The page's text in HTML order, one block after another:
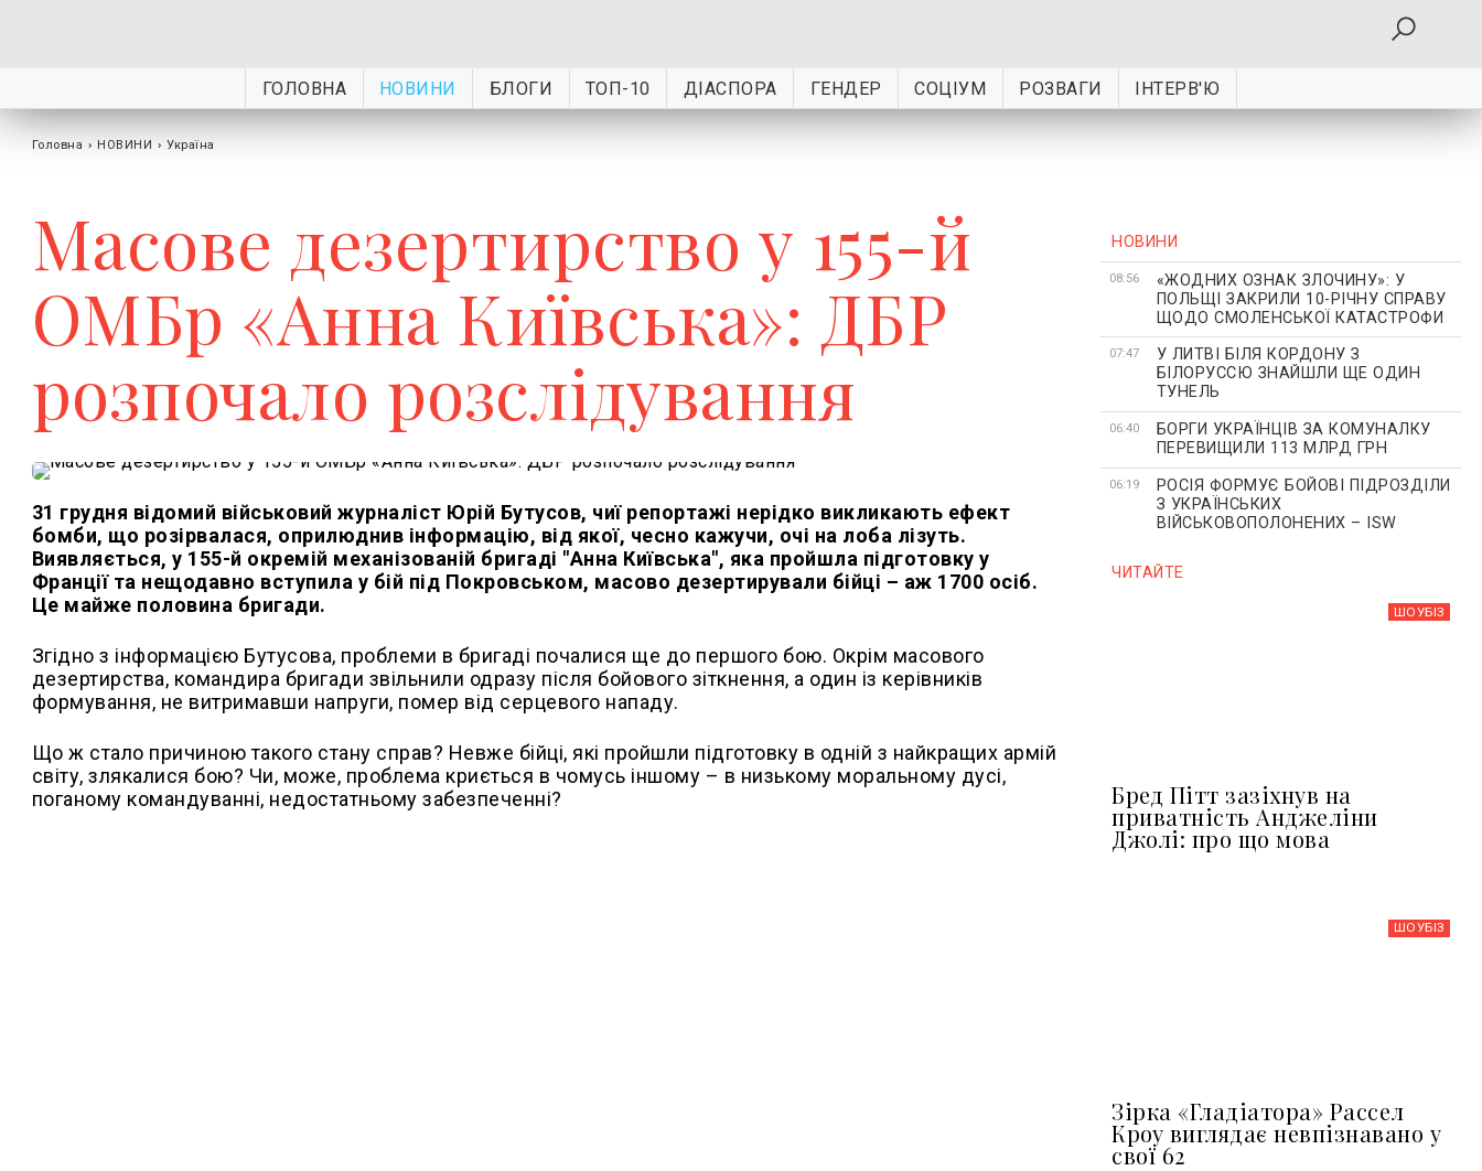
ГОЛОВНА НОВИНИ БЛОГИ ТОП-10 ДІАСПОРА ГЕНДЕР СОЦІУМ РОЗВАГИ ІНТЕРВ'Ю
Головна › НОВИНИ › Україна
Масове дезертирство у 155-й
ОМБр «Анна Київська»: ДБР
розпочало розслідування
31 грудня відомий військовий журналіст Юрій Бутусов, чиї репортажі нерідко викликають ефект
бомби, що розірвалася, оприлюднив інформацію, від якої, чесно кажучи, очі на лоба лізуть.
Виявляється, у 155-й окремій механізованій бригаді "Анна Київська", яка пройшла підготовку у
Франції та нещодавно вступила у бій під Покровськом, масово дезертирували бійці – аж 1700 осіб.
Це майже половина бригади.
Згідно з інформацією Бутусова, проблеми в бригаді почалися ще до першого бою. Окрім масового
дезертирства, командира бригади звільнили одразу після бойового зіткнення, а один із керівників
формування, не витримавши напруги, помер від серцевого нападу.
Що ж стало причиною такого стану справ? Невже бійці, які пройшли підготовку в одній з найкращих армій
світу, злякалися бою? Чи, може, проблема криється в чомусь іншому – в низькому моральному дусі,
поганому командуванні, недостатньому забезпеченні?
НОВИНИ
08:56
«ЖОДНИХ ОЗНАК ЗЛОЧИНУ»: У
ПОЛЬЩІ ЗАКРИЛИ 10-РІЧНУ СПРАВУ
ЩОДО СМОЛЕНСЬКОЇ КАТАСТРОФИ
07:47
У ЛИТВІ БІЛЯ КОРДОНУ З
БІЛОРУССЮ ЗНАЙШЛИ ЩЕ ОДИН
ТУНЕЛЬ
06:40
БОРГИ УКРАЇНЦІВ ЗА КОМУНАЛКУ
ПЕРЕВИЩИЛИ 113 МЛРД ГРН
06:19
РОСІЯ ФОРМУЄ БОЙОВІ ПІДРОЗДІЛИ
З УКРАЇНСЬКИХ
ВІЙСЬКОВОПОЛОНЕНИХ – ISW
ЧИТАЙТЕ
ШОУБIЗ
Бред Пітт зазіхнув на
приватність Анджеліни
Джолі: про що мова
ШОУБIЗ
Зірка «Гладіатора» Рассел
Кроу виглядає невпізнавано у
свої 62